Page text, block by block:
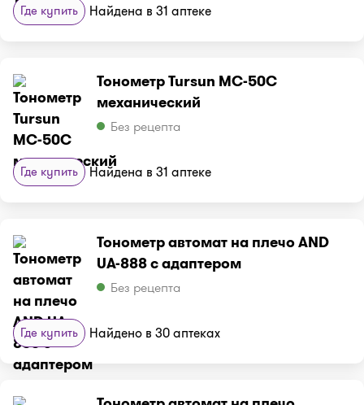
Где купить Найдена в 31 аптеке
Тонометр Tursun MC-50C
механический
Без рецепта
Где купить Найдена в 31 аптеке
Тонометр автомат на плечо AND
UA-888 с адаптером
Без рецепта
Где купить Найдено в 30 аптеках